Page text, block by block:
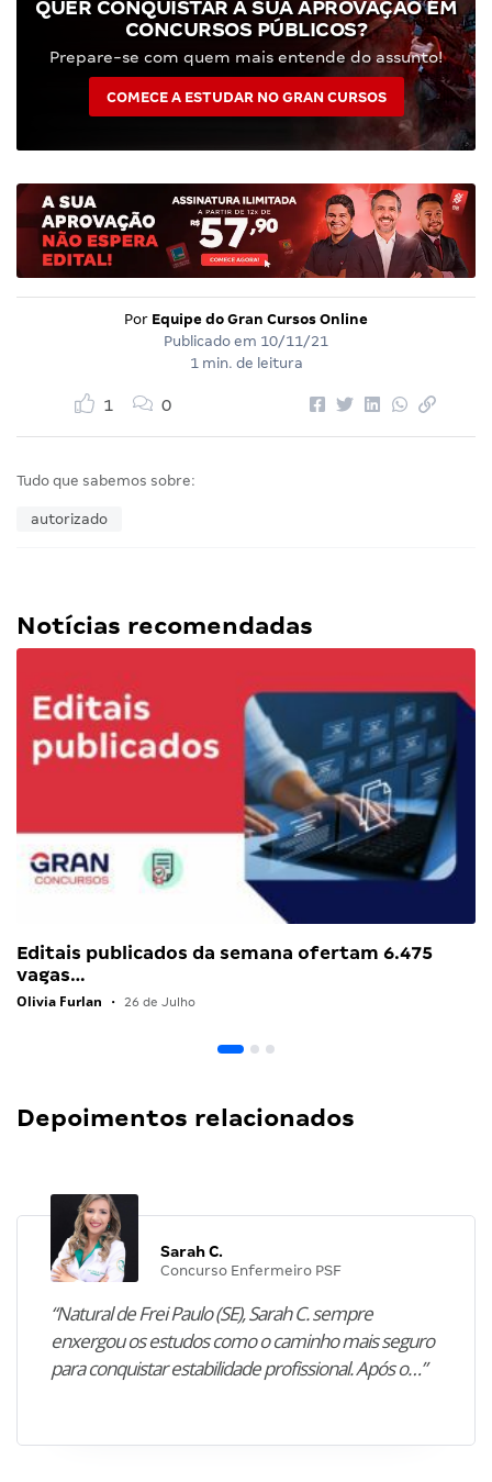
QUER CONQUISTAR A SUA APROVAÇÃO EM
CONCURSOS PÚBLICOS?
Prepare-se com quem mais entende do assunto!
COMECE A ESTUDAR NO GRAN CURSOS
Por Equipe do Gran Cursos Online
Publicado em 10/11/21
1 min. de leitura
1 0
Tudo que sabemos sobre:
autorizado
Notícias recomendadas
Editais publicados da semana ofertam 6.475
vagas…
Olivia Furlan • 26 de Julho
Depoimentos relacionados
Sarah C.
Concurso Enfermeiro PSF
“Natural de Frei Paulo (SE), Sarah C. sempre
enxergou os estudos como o caminho mais seguro
para conquistar estabilidade profissional. Após o…”